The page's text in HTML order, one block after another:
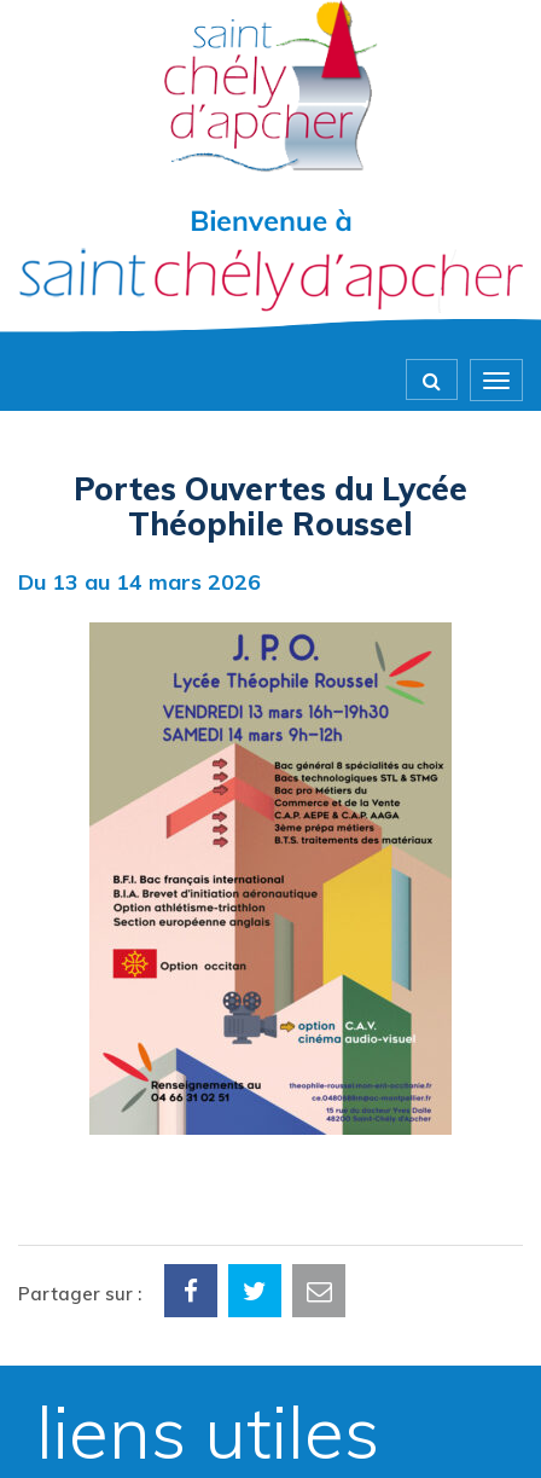
Portes Ouvertes du Lycée
Théophile Roussel
Du 13 au 14 mars 2026
Partager sur :
liens utiles